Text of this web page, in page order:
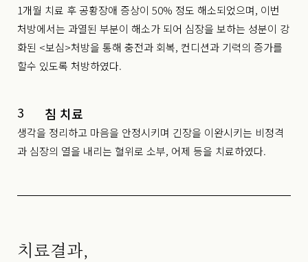
1개월 치료 후 공황장애 증상이 50% 정도 해소되었으며, 이번
처방에서는 과열된 부분이 해소가 되어 심장을 보하는 성분이 강
화된 <보심>처방을 통해 충전과 회복, 컨디션과 기력의 증가를
할수 있도록 처방하였다.
3 침 치료
생각을 정리하고 마음을 안정시키며 긴장을 이완시키는 비정격
과 심장의 열을 내리는 혈위로 소부, 어제 등을 치료하였다.
치료결과,